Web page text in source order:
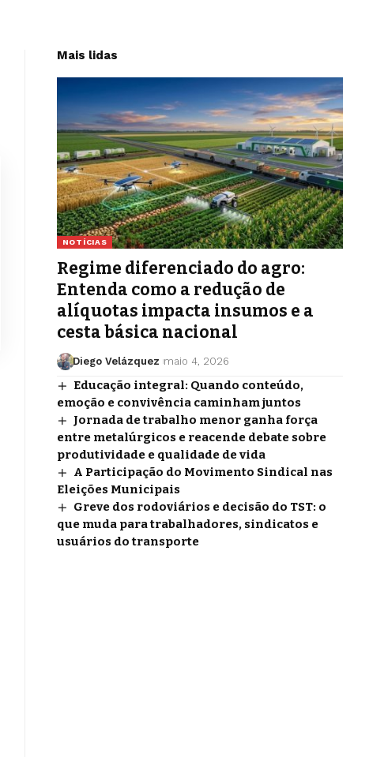
Mais lidas
NOTÍCIAS
Regime diferenciado do agro:
Entenda como a redução de
alíquotas impacta insumos e a
cesta básica nacional
Diego Velázquez maio 4, 2026
Educação integral: Quando conteúdo,
emoção e convivência caminham juntos
Jornada de trabalho menor ganha força
entre metalúrgicos e reacende debate sobre
produtividade e qualidade de vida
A Participação do Movimento Sindical nas
Eleições Municipais
Greve dos rodoviários e decisão do TST: o
que muda para trabalhadores, sindicatos e
usuários do transporte